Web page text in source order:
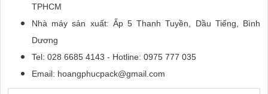
TPHCM
Nhà máy sản xuất: Ấp 5 Thanh Tuyền, Dầu Tiếng, Bình
Dương
Tel: 028 6685 4143 - Hotline: 0975 777 035
Email: hoangphucpack@gmail.com